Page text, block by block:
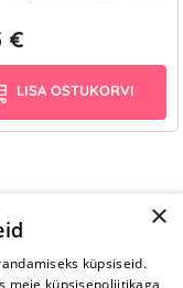
€
LISA OSTUKORVI
helistades:
×
küpsiseid.
meie küpsisepoliitikaga